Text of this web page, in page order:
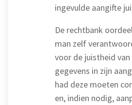
ingevulde aangifte
De rechtbank
man zelf
voor de juistheid van
gegevens in zijn
had deze moeten
en, indien nodig,